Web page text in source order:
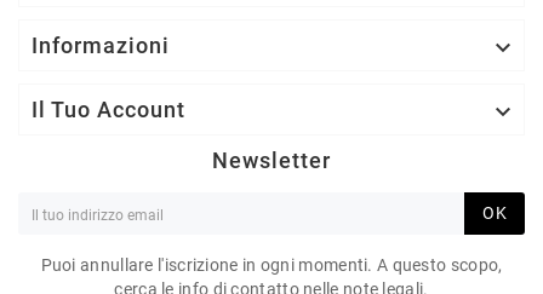
Informazioni 
Il Tuo Account 
Newsletter
OK
Puoi annullare l'iscrizione in ogni momenti. A questo scopo,
cerca le info di contatto nelle note legali.